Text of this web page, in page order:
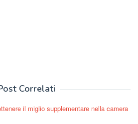
Correlati
il miglio supplementare nella camera